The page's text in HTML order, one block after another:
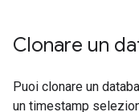
Clonare un
Puoi clonare un
un timestamp